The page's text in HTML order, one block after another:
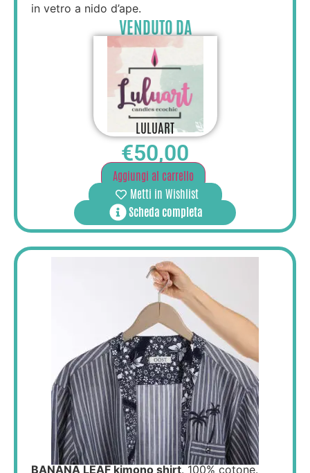
in vetro a nido d’ape.
VENDUTO DA
LULUART
€50,00
Aggiungi al carrello
Metti in Wishlist
Scheda completa
BANANA LEAF kimono shirt. 100% cotone.